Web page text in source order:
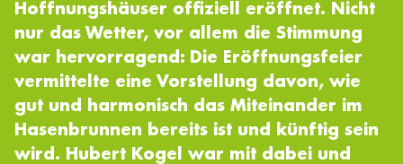
Hoffnungshäuser offiziell eröffnet. Nicht
nur das Wetter, vor allem die Stimmung
war hervorragend: Die Eröffnungsfeier
vermittelte eine Vorstellung davon, wie
gut und harmonisch das Miteinander im
Hasenbrunnen bereits ist und künftig sein
wird. Hubert Kogel war mit dabei und